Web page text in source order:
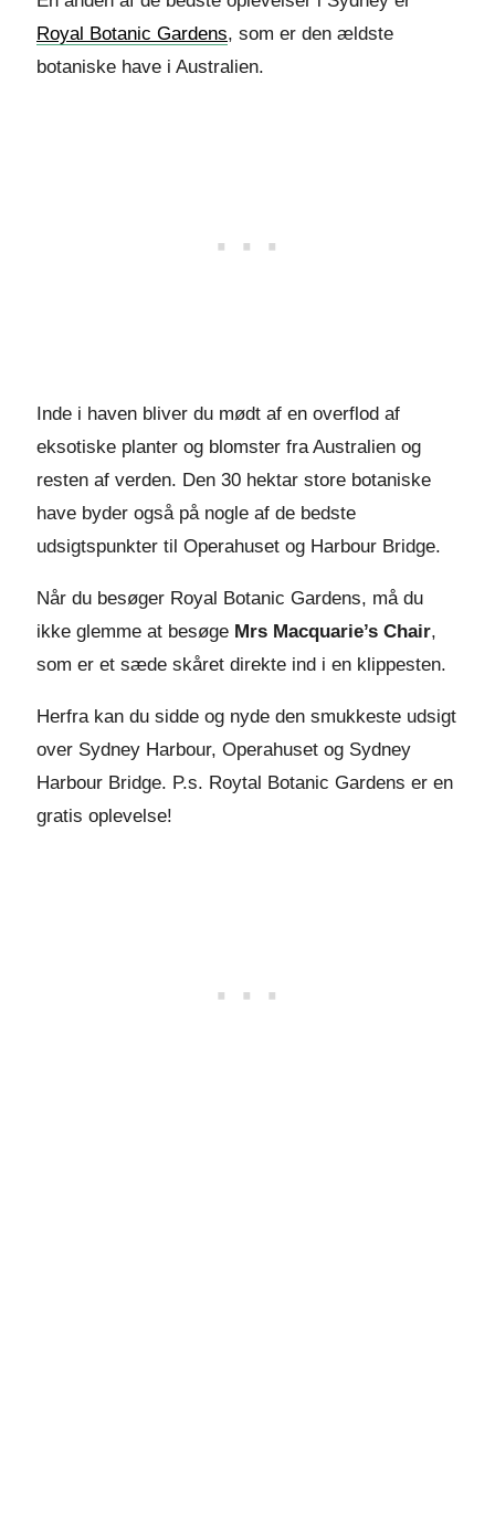
Royal Botanic Gardens, som er den ældste
botaniske have i Australien.
Inde i haven bliver du mødt af en overflod af
eksotiske planter og blomster fra Australien og
resten af verden. Den 30 hektar store botaniske
have byder også på nogle af de bedste
udsigtspunkter til Operahuset og Harbour Bridge.
Når du besøger Royal Botanic Gardens, må du
ikke glemme at besøge Mrs Macquarie’s Chair,
som er et sæde skåret direkte ind i en klippesten.
Herfra kan du sidde og nyde den smukkeste udsigt
over Sydney Harbour, Operahuset og Sydney
Harbour Bridge. P.s. Roytal Botanic Gardens er en
gratis oplevelse!